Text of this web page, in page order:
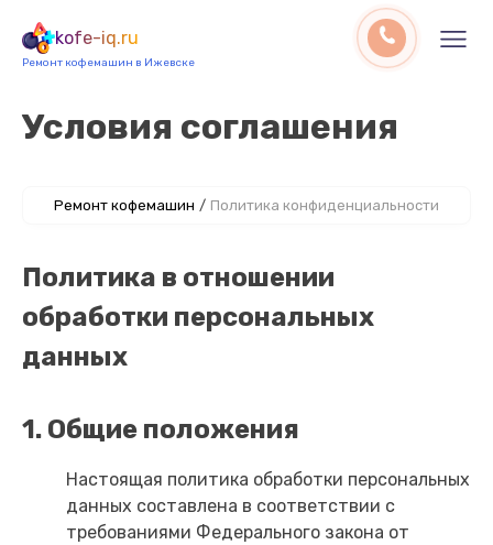
kofe-iq.ru
Ремонт кофемашин в Ижевске
Условия соглашения
Ремонт кофемашин / Политика конфиденциальности
Политика в отношении
обработки персональных
данных
1. Общие положения
Настоящая политика обработки персональных
данных составлена в соответствии с
требованиями Федерального закона от